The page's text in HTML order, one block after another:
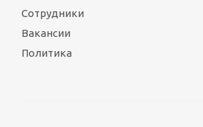
Сотрудники
Вакансии
Политика